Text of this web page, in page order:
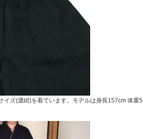
イズ(濃紺)を着ています。モデルは身長157cm 体重5